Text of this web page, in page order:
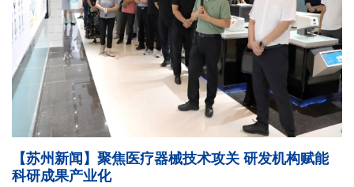
【苏州新闻】聚焦医疗器械技术攻关 研发机构赋能
科研成果产业化